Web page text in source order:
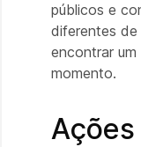
públicos e
diferentes de
encontrar
momento.